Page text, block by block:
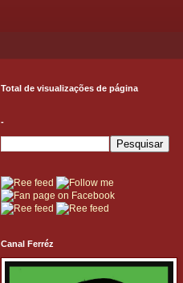
Total de visualizações de página
-
Canal Ferréz